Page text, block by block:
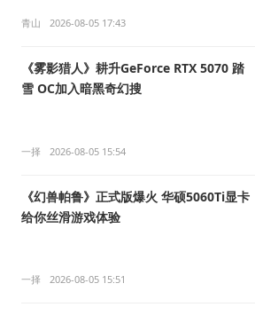
青山 2026-08-05 17:43
《雾影猎人》耕升GeForce RTX 5070 踏
雪 OC加入暗黑奇幻搜
一择 2026-08-05 15:54
《幻兽帕鲁》正式版爆火 华硕5060Ti显卡
给你丝滑游戏体验
一择 2026-08-05 15:51